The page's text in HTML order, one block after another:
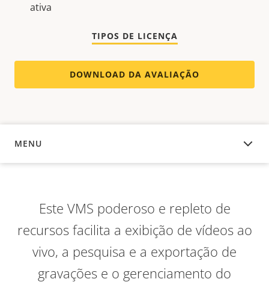
ativa
TIPOS DE LICENÇA
DOWNLOAD DA AVALIAÇÃO
MENU
VISÃO GERAL
Este VMS poderoso e repleto de
recursos facilita a exibição de vídeos ao
vivo, a pesquisa e a exportação de
gravações e o gerenciamento do